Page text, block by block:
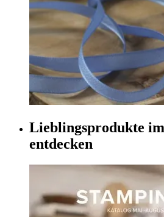
Lieblingsprodukte
entdecken